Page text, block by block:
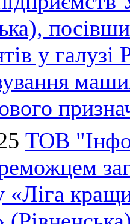
у галузі
ТОВ
«Ліга